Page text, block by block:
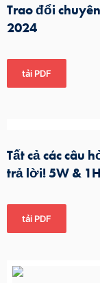
Trao đổi
2024
tải PDF
Tất cả các câu
trả lời! 5W &
tải PDF